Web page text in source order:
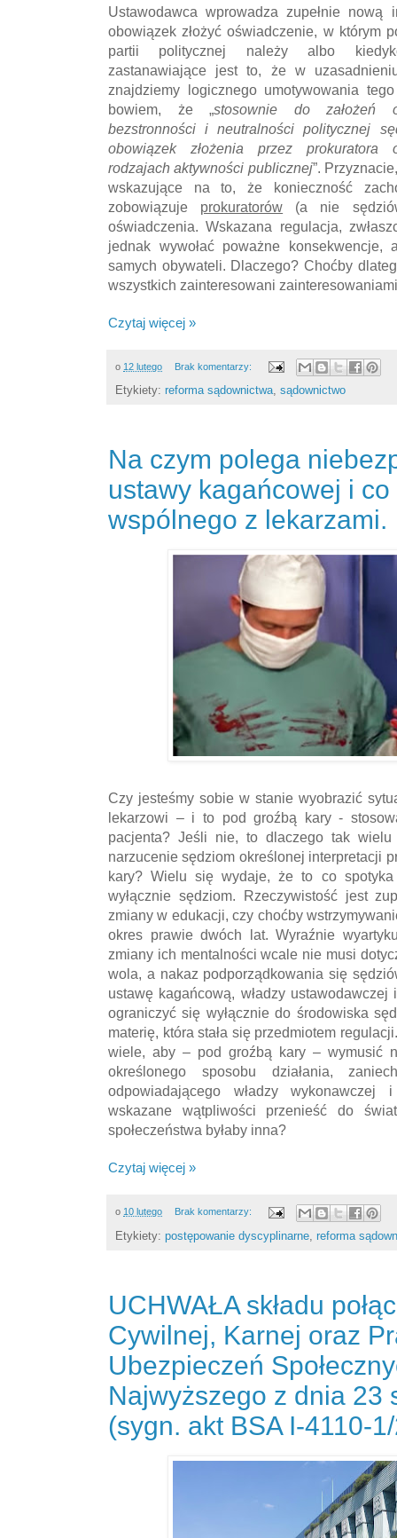
Ustawodawca wprowadza zupełnie nową
obowiązek złożyć oświadczenie, w którym
partii politycznej należy albo
zastanawiające jest to, że w
znajdziemy logicznego umotywowania
bowiem, że „stosownie do założeń
bezstronności i neutralności politycznej
obowiązek złożenia przez prokuratora
rodzajach aktywności publicznej”.
wskazujące na to, że konieczność
zobowiązuje prokuratorów (a nie
oświadczenia. Wskazana regulacja,
jednak wywołać poważne
samych obywateli. Dlaczego? Choćby
wszystkich zainteresowani
Czytaj więcej »
o 12 lutego Brak komentarzy:
Etykiety: reforma sądownictwa, sądownictwo
Na czym polega
ustawy kagańcowej i co
wspólnego z lekarzami.
Czy jesteśmy sobie w stanie wyobrazić
lekarzowi – i to pod groźbą kary -
pacjenta? Jeśli nie, to dlaczego tak wielu
narzucenie sędziom określonej interpretacji
kary? Wielu się wydaje, że to co spotyka
wyłącznie sędziom. Rzeczywistość jest
zmiany w edukacji, czy choćby
okres prawie dwóch lat. Wyraźnie
zmiany ich mentalności wcale nie musi
wola, a nakaz podporządkowania się
ustawę kagańcową, władzy
ograniczyć się wyłącznie do środowiska
materię, która stała się przedmiotem
wiele, aby – pod groźbą kary – wymusić
określonego sposobu działania,
odpowiadającego władzy
wskazane wątpliwości przenieść do
społeczeństwa byłaby inna?
Czytaj więcej »
o 10 lutego Brak komentarzy:
Etykiety: postępowanie dyscyplinarne reforma
UCHWAŁA składu
Cywilnej, Karnej oraz
Ubezpieczeń
Najwyższego z dnia 23
(sygn. akt BSA I-4110-